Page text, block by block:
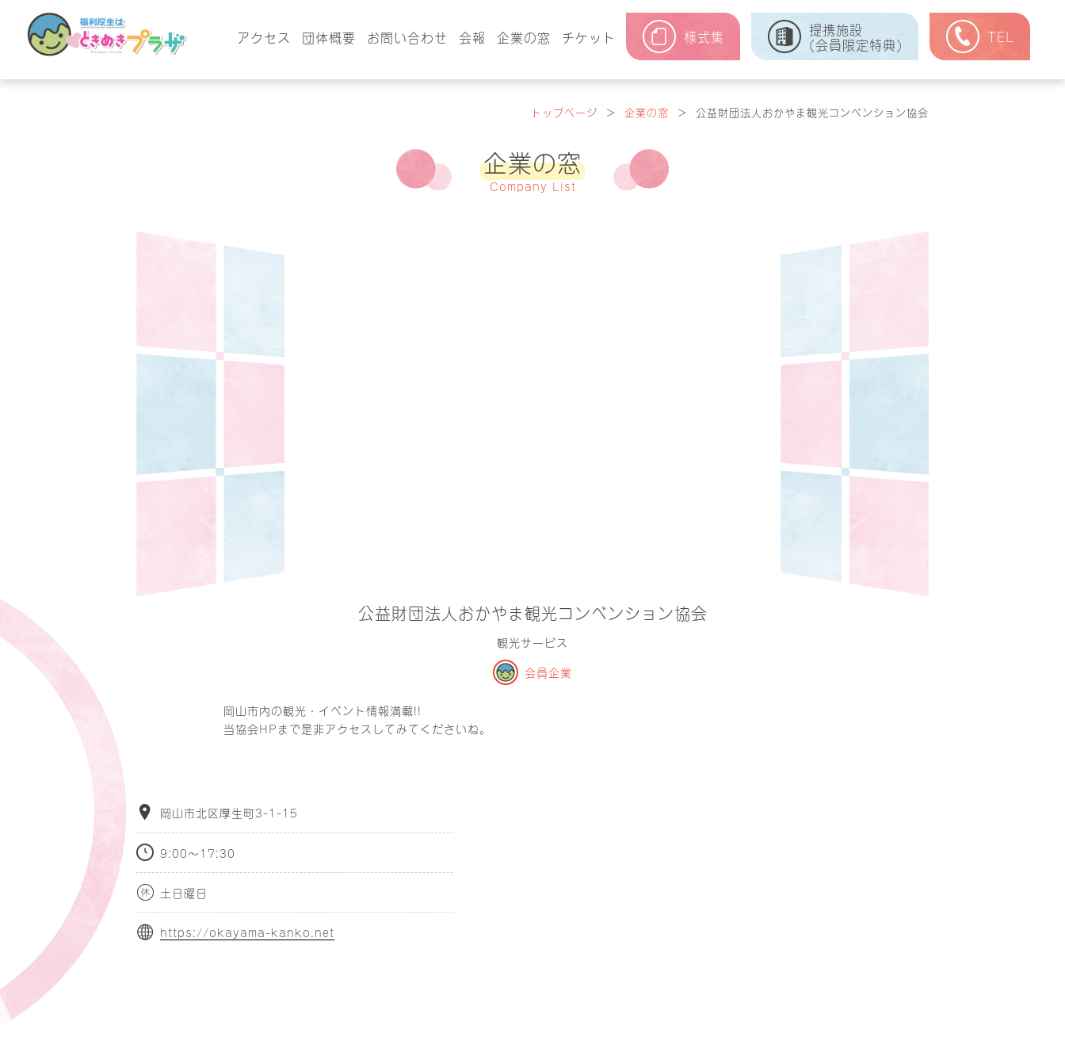
アクセス 団体概要 お問い合わせ 会報 企業の窓 チケット 様式集
提携施設
(会員限定特典)
TEL
トップページ ＞ 企業の窓 ＞ 公益財団法人おかやま観光コンベンション協会
企業の窓
Company List
公益財団法人おかやま観光コンベンション協会
観光サービス
会員企業
岡山市内の観光・イベント情報満載!!
当協会HPまで是非アクセスしてみてくださいね。
岡山市北区厚生町3-1-15
9:00～17:30
土日曜日
https://okayama-kanko.net